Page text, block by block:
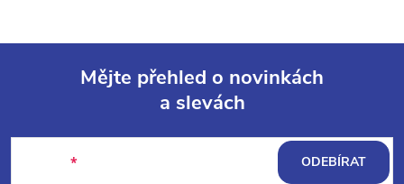
Mějte přehled o novinkách
a slevách
ODEBÍRAT